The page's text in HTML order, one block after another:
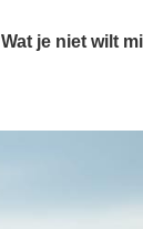
Wat je niet wilt